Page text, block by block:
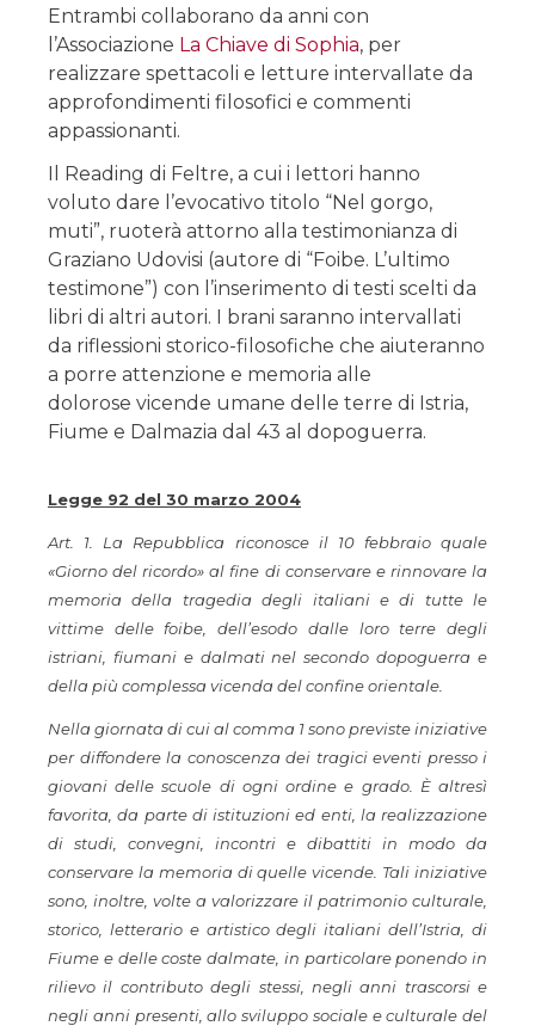
Entrambi collaborano da anni con
l’Associazione La Chiave di Sophia, per
realizzare spettacoli e letture intervallate da
approfondimenti filosofici e commenti
appassionanti.
Il Reading di Feltre, a cui i lettori hanno
voluto dare l’evocativo titolo “Nel gorgo,
muti”, ruoterà attorno alla testimonianza di
Graziano Udovisi (autore di “Foibe. L’ultimo
testimone”) con l’inserimento di testi scelti da
libri di altri autori. I brani saranno intervallati
da riflessioni storico-filosofiche che aiuteranno
a porre attenzione e memoria alle
dolorose vicende umane delle terre di Istria,
Fiume e Dalmazia dal 43 al dopoguerra.
Legge 92 del 30 marzo 2004
Art. 1. La Repubblica riconosce il 10 febbraio quale
«Giorno del ricordo» al fine di conservare e rinnovare la
memoria della tragedia degli italiani e di tutte le
vittime delle foibe, dell’esodo dalle loro terre degli
istriani, fiumani e dalmati nel secondo dopoguerra e
della più complessa vicenda del confine orientale.
Nella giornata di cui al comma 1 sono previste iniziative
per diffondere la conoscenza dei tragici eventi presso i
giovani delle scuole di ogni ordine e grado. È altresì
favorita, da parte di istituzioni ed enti, la realizzazione
di studi, convegni, incontri e dibattiti in modo da
conservare la memoria di quelle vicende. Tali iniziative
sono, inoltre, volte a valorizzare il patrimonio culturale,
storico, letterario e artistico degli italiani dell’Istria, di
Fiume e delle coste dalmate, in particolare ponendo in
rilievo il contributo degli stessi, negli anni trascorsi e
negli anni presenti, allo sviluppo sociale e culturale del